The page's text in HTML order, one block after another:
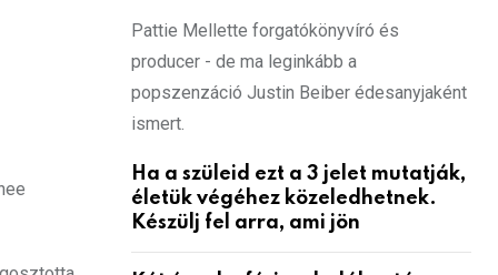
Pattie Mellette forgatókönyvíró és
producer - de ma leginkább a
popszenzáció Justin Beiber édesanyjaként
ismert.
Ha a szüleid ezt a 3 jelet mutatják,
életük végéhez közeledhetnek.
Készülj fel arra, ami jön